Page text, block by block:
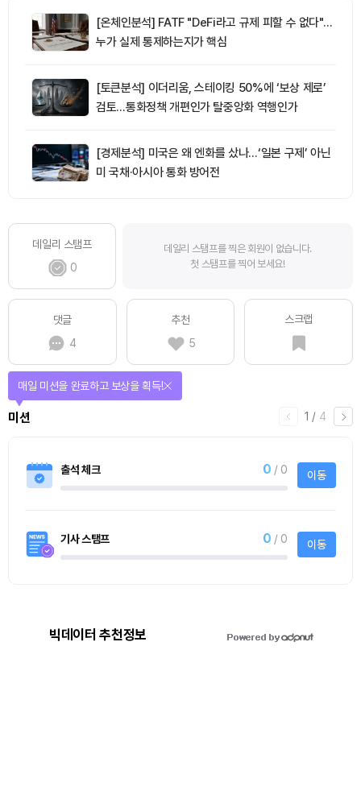
[온체인분석] FATF "DeFi라고 규제 피할 수 없다"…
누가 실제 통제하는지가 핵심
[토큰분석] 이더리움, 스테이킹 50%에 ‘보상 제로’
검토…통화정책 개편인가 탈중앙화 역행인가
[경제분석] 미국은 왜 엔화를 샀나…‘일본 구제’ 아닌
미 국채·아시아 통화 방어전
데일리 스탬프
0
데일리 스탬프를 찍은 회원이 없습니다.
첫 스탬프를 찍어 보세요!
댓글
4
추천
5
스크랩
1 / 4
미션
매일 미션을 완료하고 보상을 획득!
출석 체크 0 / 0 이동
기사 스탬프 0 / 0 이동
빅데이터 추천정보